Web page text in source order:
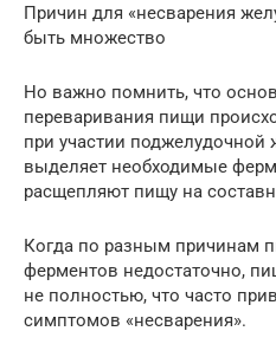
Причин для «несварения
быть множество
Но важно помнить, что
переваривания пищи
при участии
выделяет необходимые
расщепляют пищу на
Когда по разным причинам
ферментов недостаточно,
не полностью, что часто
симптомов «несварения».